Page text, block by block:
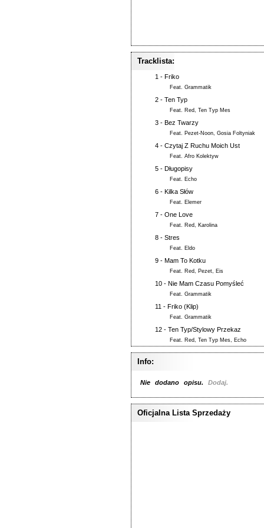
Tracklista:
1 - Friko
Feat. Grammatik
2 - Ten Typ
Feat. Red, Ten Typ Mes
3 - Bez Twarzy
Feat. Pezet-Noon, Gosia Foltyniak
4 - Czytaj Z Ruchu Moich Ust
Feat. Afro Kolektyw
5 - Długopisy
Feat. Echo
6 - Kilka Słów
Feat. Elemer
7 - One Love
Feat. Red, Karolina
8 - Stres
Feat. Eldo
9 - Mam To Kotku
Feat. Red, Pezet, Eis
10 - Nie Mam Czasu Pomyśleć
Feat. Grammatik
11 - Friko (Klip)
Feat. Grammatik
12 - Ten Typ/Stylowy Przekaz
Feat. Red, Ten Typ Mes, Echo
Info:
Nie dodano opisu. Dodaj.
Oficjalna Lista Sprzedaży